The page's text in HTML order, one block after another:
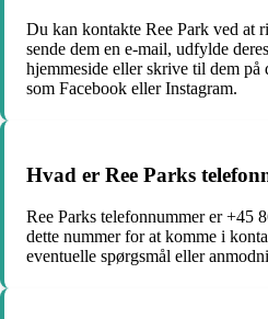
Du kan kontakte Ree Park ved at
sende dem en e-mail, udfylde
hjemmeside eller skrive til dem på
som Facebook eller Instagram.
Hvad er Ree Parks
Ree Parks telefonnummer er +45
dette nummer for at komme i
eventuelle spørgsmål eller